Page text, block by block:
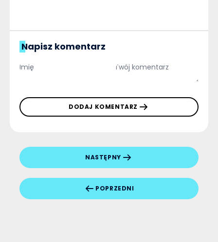
Napisz komentarz
DODAJ KOMENTARZ
POPRZEDNI
NASTĘPNY